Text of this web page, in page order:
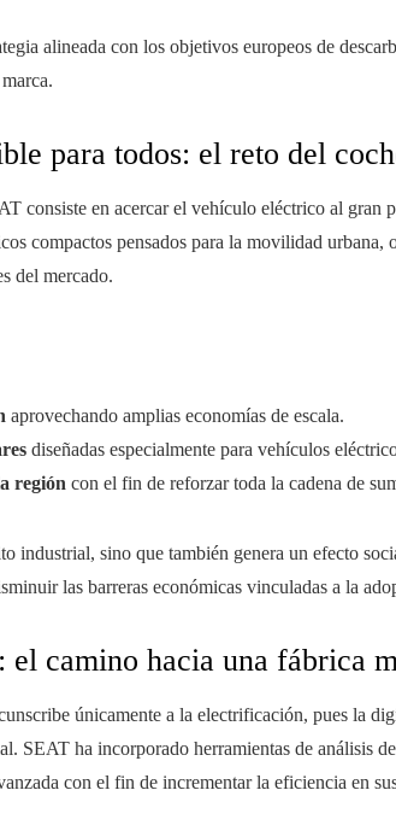
alineada con los objetivos europeos de
para todos: el reto del
consiste en acercar el vehículo eléctrico al gran
compactos pensados para la movilidad urbana,
del mercado.
aprovechando amplias economías de escala.
diseñadas especialmente para vehículos
región con el fin de reforzar toda la cadena de
industrial, sino que también genera un efecto
las barreras económicas vinculadas a la
camino hacia una fábrica
únicamente a la electrificación, pues la
SEAT ha incorporado herramientas de análisis
con el fin de incrementar la eficiencia en